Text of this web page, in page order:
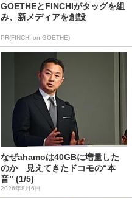
GOETHEとFINCHIがタッグを組
み、新メディアを創設
PR(FINCHI on GOETHE)
なぜahamoは40GBに増量した
のか 見えてきたドコモの“本
音” (1/5)
2026年8月6日